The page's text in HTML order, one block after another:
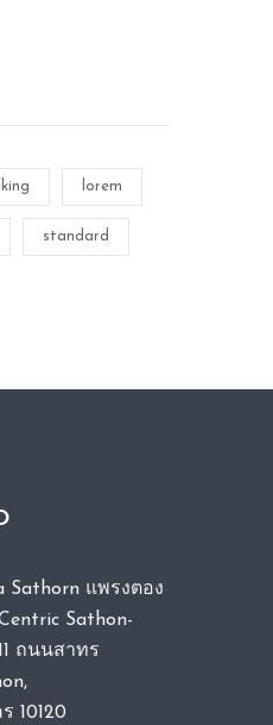
lorem
standard
Sathorn แพรงตอง
Sathon-
ถนนสาทร
10120